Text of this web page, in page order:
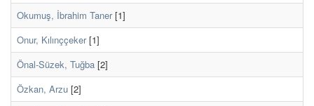
Okumuş, İbrahim Taner[1]
Onur, Kılınççeker[1]
Önal-Süzek, Tuğba [2]
Özkan, Arzu [2]